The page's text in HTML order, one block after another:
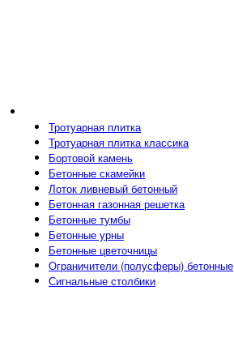
Тротуарная плитка
Тротуарная плитка классика
Бортовой камень
Бетонные скамейки
Лоток ливневый бетонный
Бетонная газонная решетка
Бетонные тумбы
Бетонные урны
Бетонные цветочницы
Ограничители (полусферы) бетонные
Сигнальные столбики